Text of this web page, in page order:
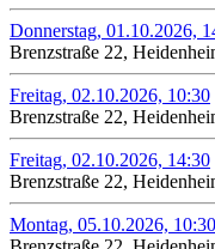
Donnerstag, 01.10.2026,
Brenzstraße 22,
Freitag, 02.10.2026, 10:30
Brenzstraße 22,
Freitag, 02.10.2026, 14:30
Brenzstraße 22,
Montag, 05.10.2026, 10:30